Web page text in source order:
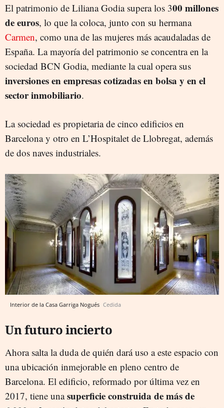
El patrimonio de Liliana Godia supera los 300 millones
de euros, lo que la coloca, junto con su hermana
Carmen, como una de las mujeres más acaudaladas de
España. La mayoría del patrimonio se concentra en la
sociedad BCN Godia, mediante la cual opera sus
inversiones en empresas cotizadas en bolsa y en el
sector inmobiliario.
La sociedad es propietaria de cinco edificios en
Barcelona y otro en L’Hospitalet de Llobregat, además
de dos naves industriales.
Interior de la Casa Garriga Nogués Cedida
Un futuro incierto
Ahora salta la duda de quién dará uso a este espacio con
una ubicación inmejorable en pleno centro de
Barcelona. El edificio, reformado por última vez en
2017, tiene unasuperficie construida de más de